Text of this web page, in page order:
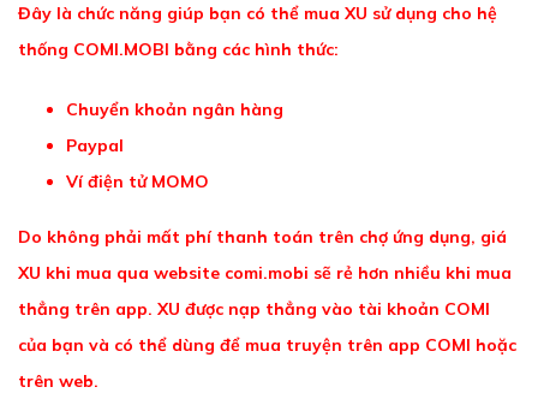
Đây là chức năng giúp bạn có thể mua XU sử dụng cho hệ
thống COMI.MOBI bằng các hình thức:
Chuyển khoản ngân hàng
Paypal
Ví điện tử MOMO
Do không phải mất phí thanh toán trên chợ ứng dụng, giá
XU khi mua qua website comi.mobi sẽ rẻ hơn nhiều khi mua
thẳng trên app. XU được nạp thẳng vào tài khoản COMI
của bạn và có thể dùng để mua truyện trên app COMI hoặc
trên web.